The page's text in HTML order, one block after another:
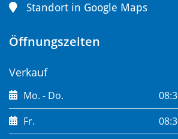
Standort in Google Maps
Öffnungszeiten
Verkauf
Mo. - Do.
Fr.